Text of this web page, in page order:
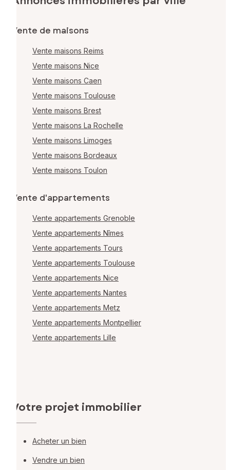
Vente de maisons
Vente maisons Reims
Vente maisons Nice
Vente maisons Caen
Vente maisons Toulouse
Vente maisons Brest
Vente maisons La Rochelle
Vente maisons Limoges
Vente maisons Bordeaux
Vente maisons Toulon
Vente d'appartements
Vente appartements Grenoble
Vente appartements Nîmes
Vente appartements Tours
Vente appartements Toulouse
Vente appartements Nice
Vente appartements Nantes
Vente appartements Metz
Vente appartements Montpellier
Vente appartements Lille
Votre projet immobilier
Acheter un bien
Vendre un bien